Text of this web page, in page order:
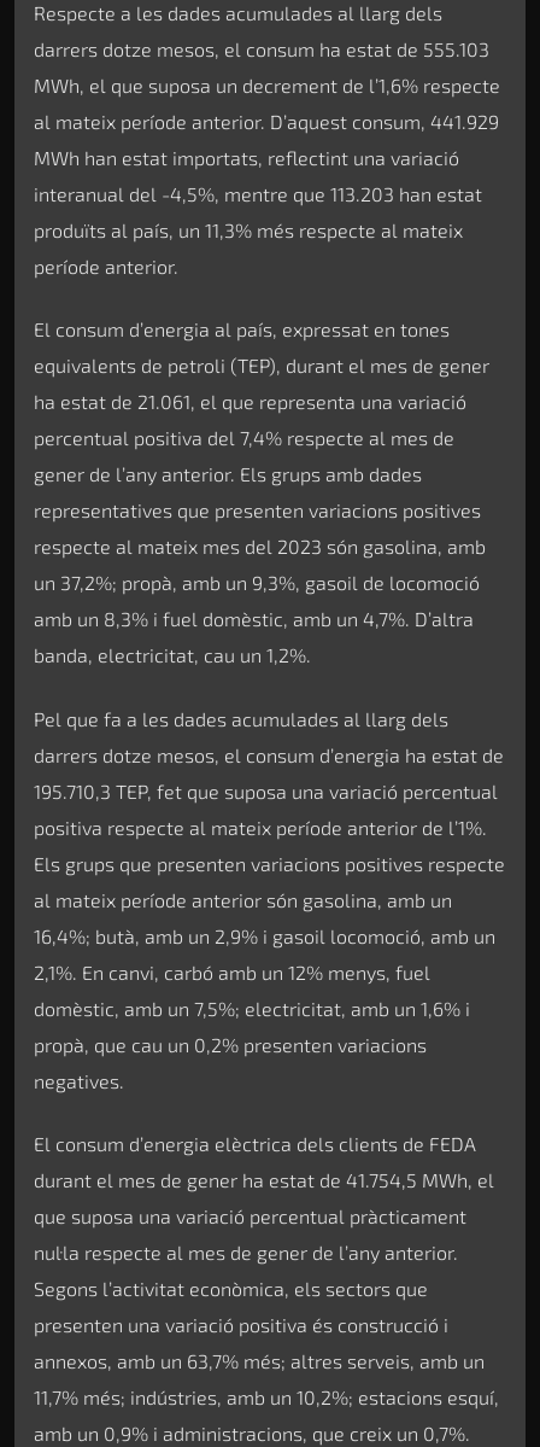
Respecte a les dades acumulades al llarg dels
darrers dotze mesos, el consum ha estat de 555.103
MWh, el que suposa un decrement de l’1,6% respecte
al mateix període anterior. D’aquest consum, 441.929
MWh han estat importats, reflectint una variació
interanual del -4,5%, mentre que 113.203 han estat
produïts al país, un 11,3% més respecte al mateix
període anterior.
El consum d’energia al país, expressat en tones
equivalents de petroli (TEP), durant el mes de gener
ha estat de 21.061, el que representa una variació
percentual positiva del 7,4% respecte al mes de
gener de l’any anterior. Els grups amb dades
representatives que presenten variacions positives
respecte al mateix mes del 2023 són gasolina, amb
un 37,2%; propà, amb un 9,3%, gasoil de locomoció
amb un 8,3% i fuel domèstic, amb un 4,7%. D’altra
banda, electricitat, cau un 1,2%.
Pel que fa a les dades acumulades al llarg dels
darrers dotze mesos, el consum d’energia ha estat de
195.710,3 TEP, fet que suposa una variació percentual
positiva respecte al mateix període anterior de l’1%.
Els grups que presenten variacions positives respecte
al mateix període anterior són gasolina, amb un
16,4%; butà, amb un 2,9% i gasoil locomoció, amb un
2,1%. En canvi, carbó amb un 12% menys, fuel
domèstic, amb un 7,5%; electricitat, amb un 1,6% i
propà, que cau un 0,2% presenten variacions
negatives.
El consum d’energia elèctrica dels clients de FEDA
durant el mes de gener ha estat de 41.754,5 MWh, el
que suposa una variació percentual pràcticament
nul·la respecte al mes de gener de l’any anterior.
Segons l’activitat econòmica, els sectors que
presenten una variació positiva és construcció i
annexos, amb un 63,7% més; altres serveis, amb un
11,7% més; indústries, amb un 10,2%; estacions esquí,
amb un 0,9% i administracions, que creix un 0,7%.